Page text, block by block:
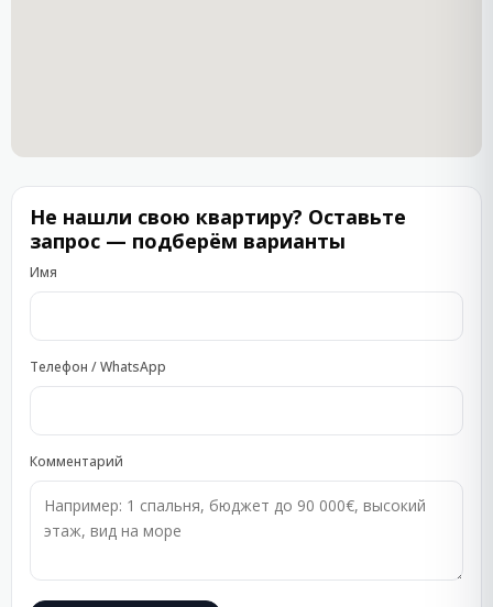
Не нашли свою квартиру? Оставьте
запрос — подберём варианты
Имя
Телефон / WhatsApp
Комментарий